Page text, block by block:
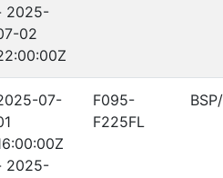
2025-
02
07-
2025-
F095-
F225FL